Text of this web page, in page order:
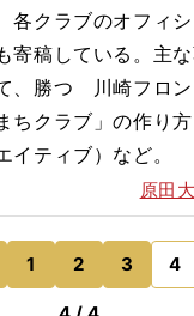
各クラブのオフィ
寄稿している。主
、勝つ 川崎フロ
ちクラブ」の作り
イティブ）など。
原田
のページへ
1 2 3 4